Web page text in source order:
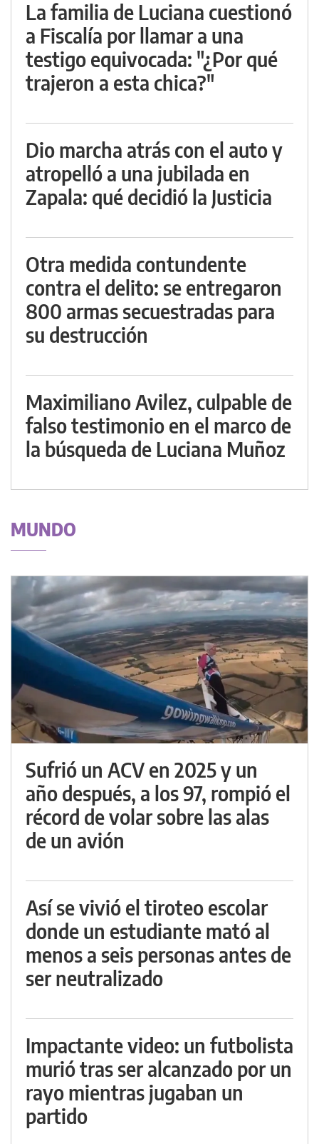
La familia de Luciana cuestionó
a Fiscalía por llamar a una
testigo equivocada: "¿Por qué
trajeron a esta chica?"
Dio marcha atrás con el auto y
atropelló a una jubilada en
Zapala: qué decidió la Justicia
Otra medida contundente
contra el delito: se entregaron
800 armas secuestradas para
su destrucción
Maximiliano Avilez, culpable de
falso testimonio en el marco de
la búsqueda de Luciana Muñoz
MUNDO
Sufrió un ACV en 2025 y un
año después, a los 97, rompió el
récord de volar sobre las alas
de un avión
Así se vivió el tiroteo escolar
donde un estudiante mató al
menos a seis personas antes de
ser neutralizado
Impactante video: un futbolista
murió tras ser alcanzado por un
rayo mientras jugaban un
partido